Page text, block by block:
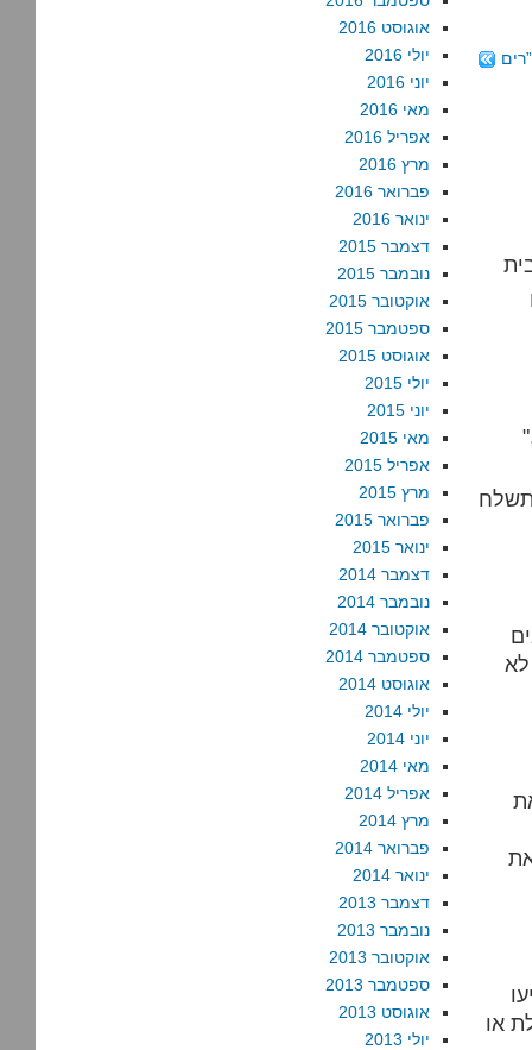
"הגיע הזמן שיובהר לדרומי שזה לא יקרה, אבל שנשמח, ונפעל,
תשלח
או
אוגוסט 2016
יולי 2016
יוני 2016
מאי 2016
אפריל 2016
מרץ 2016
פברואר 2016
ינואר 2016
דצמבר 2015
נובמבר 2015
אוקטובר 2015
ספטמבר 2015
אוגוסט 2015
יולי 2015
יוני 2015
מאי 2015
אפריל 2015
מרץ 2015
פברואר 2015
ינואר 2015
דצמבר 2014
נובמבר 2014
אוקטובר 2014
ספטמבר 2014
אוגוסט 2014
יולי 2014
יוני 2014
מאי 2014
אפריל 2014
מרץ 2014
פברואר 2014
ינואר 2014
דצמבר 2013
נובמבר 2013
אוקטובר 2013
ספטמבר 2013
אוגוסט 2013
יולי 2013